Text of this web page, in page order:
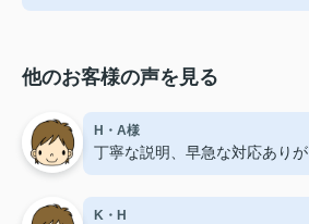
他のお客様の声を見る
H・A様
丁寧な説明、早急な対応ありが
K・H